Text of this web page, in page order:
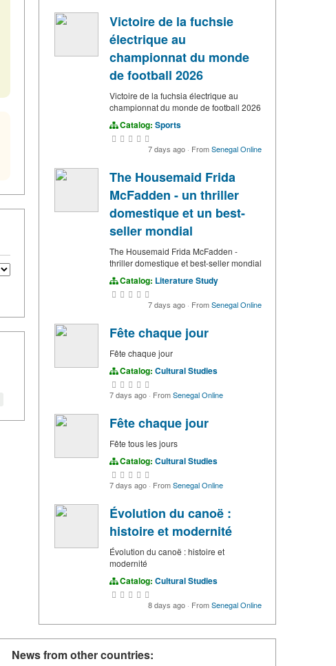
Victoire de la fuchsie
électrique au
championnat du monde
de football 2026
Victoire de la fuchsia électrique au
championnat du monde de football 2026
Catalog: Sports
7 days ago · FromSenegal Online
The Housemaid Frida
McFadden - un thriller
domestique et un best-
seller mondial
The Housemaid Frida McFadden -
thriller domestique et best-seller mondial
Catalog: Literature Study
7 days ago · FromSenegal Online
Fête chaque jour
Fête chaque jour
Catalog: Cultural Studies
7 days ago · FromSenegal Online
Fête chaque jour
Fête tous les jours
Catalog: Cultural Studies
7 days ago · FromSenegal Online
Évolution du canoë :
histoire et modernité
Évolution du canoë : histoire et
modernité
Catalog: Cultural Studies
8 days ago · FromSenegal Online
News from other countries: